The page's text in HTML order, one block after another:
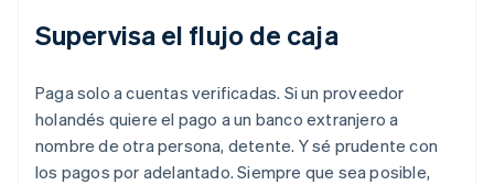
Supervisa el flujo de caja
Paga solo a cuentas verificadas. Si un proveedor
holandés quiere el pago a un banco extranjero a
nombre de otra persona, detente. Y sé prudente con
los pagos por adelantado. Siempre que sea posible,